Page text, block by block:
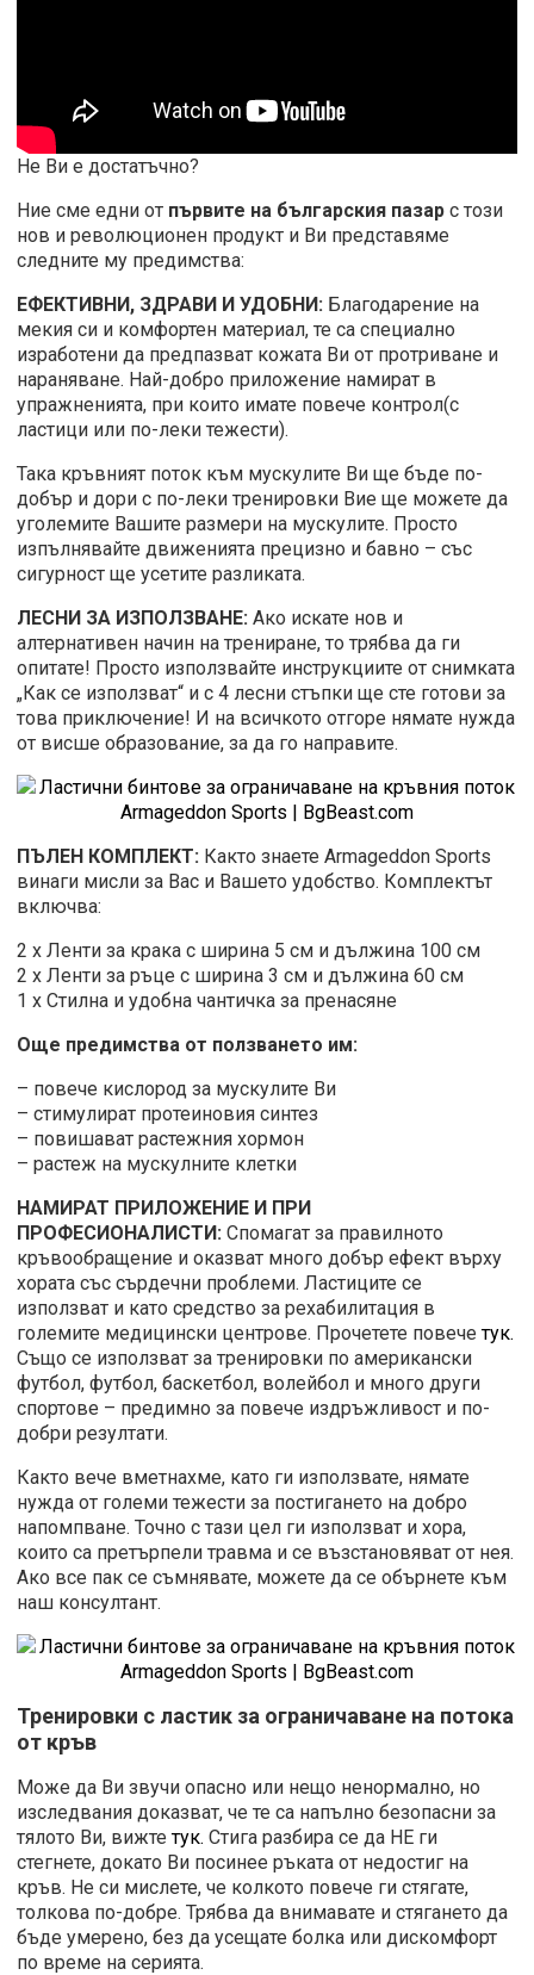
Не Ви е достатъчно?
Ние сме едни от първите на българския пазар с този
нов и революционен продукт и Ви представяме
следните му предимства:
ЕФЕКТИВНИ, ЗДРАВИ И УДОБНИ: Благодарение на
мекия си и комфортен материал, те са специално
изработени да предпазват кожата Ви от протриване и
нараняване. Най-добро приложение намират в
упражненията, при които имате повече контрол(с
ластици или по-леки тежести).
Така кръвният поток към мускулите Ви ще бъде по-
добър и дори с по-леки тренировки Вие ще можете да
уголемите Вашите размери на мускулите. Просто
изпълнявайте движенията прецизно и бавно – със
сигурност ще усетите разликата.
ЛЕСНИ ЗА ИЗПОЛЗВАНЕ:Ако искате нов и
алтернативен начин на трениране, то трябва да ги
опитате! Просто използвайте инструкциите от снимката
„Как се използват“ и с 4 лесни стъпки ще сте готови за
това приключение! И на всичкото отгоре нямате нужда
от висше образование, за да го направите.
ПЪЛЕН КОМПЛЕКТ: Както знаете Armageddon Sports
винаги мисли за Вас и Вашето удобство. Комплектът
включва:
2 х Ленти за крака с ширина 5 см и дължина 100 см
2 х Ленти за ръце с ширина 3 см и дължина 60 см
1 х Стилна и удобна чантичка за пренасяне
Още предимства от ползването им:
– повече кислород за мускулите Ви
– стимулират протеиновия синтез
– повишават растежния хормон
– растеж на мускулните клетки
НАМИРАТ ПРИЛОЖЕНИЕ И ПРИ
ПРОФЕСИОНАЛИСТИ: Спомагат за правилното
кръвообращение и оказват много добър ефект върху
хората със сърдечни проблеми. Ластиците се
използват и като средство за рехабилитация в
големите медицински центрове. Прочетете повечетук.
Също се използват за тренировки по американски
футбол, футбол, баскетбол, волейбол и много други
спортове – предимно за повече издръжливост и по-
добри резултати.
Както вече вметнахме, като ги използвате, нямате
нужда от големи тежести за постигането на добро
напомпване. Точно с тази цел ги използват и хора,
които са претърпели травма и се възстановяват от нея.
Ако все пак се съмнявате, можете да се обърнете към
наш консултант.
Тренировки с ластик за ограничaване на потока
от кръв
Може да Ви звучи опасно или нещо ненормално, но
изследвания доказват, че те са напълно безопасни за
тялото Ви, вижтетук. Стига разбира се да НЕ ги
стегнете, докато Ви посинее ръката от недостиг на
кръв. Не си мислете, че колкото повече ги стягате,
толкова по-добре. Трябва да внимавате и стягането да
бъде умерено, без да усещате болка или дискомфорт
по време на серията.